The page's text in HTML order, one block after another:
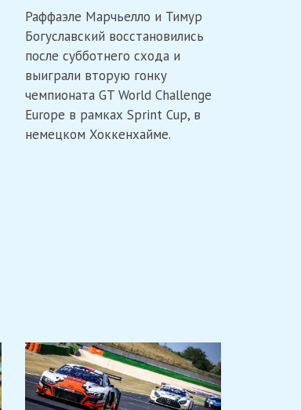
и
Богуславский
вторую
гонку
в
Хоккенхайме
Раффаэле Марчьелло и Тимур
Богуславский восстановились
после субботнего схода и
выиграли вторую гонку
чемпионата GT World Challenge
Europe в рамках Sprint Cup, в
немецком Хоккенхайме.